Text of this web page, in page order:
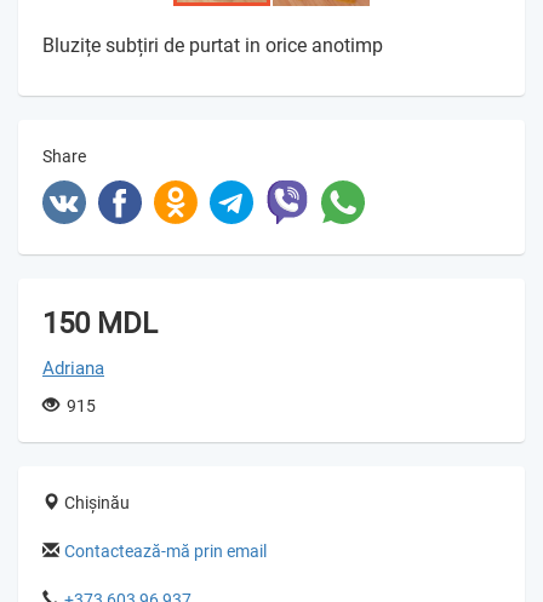
Bluzițe subțiri de purtat in orice anotimp
Share
150 MDL
Adriana
915
Chișinău
Contactează-mă prin email